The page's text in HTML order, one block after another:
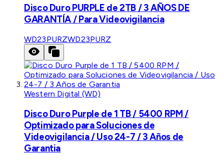
Disco Duro PURPLE de 2TB / 3 AÑOS DE
GARANTÍA / Para Videovigilancia
WD23PURZWD23PURZ
Western Digital (WD)
Disco Duro Purple de 1 TB / 5400 RPM /
Optimizado para Soluciones de
Videovigilancia / Uso 24-7 / 3 Años de
Garantia